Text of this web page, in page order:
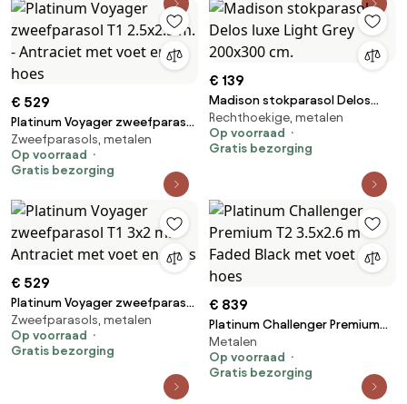
€ 529
Platinum Voyager zweefparasol
T1 2.5x2.5 m. - Antraciet met
voet en hoes
Zweefparasols, metalen
Op voorraad
Gratis bezorging
€ 139
Madison stokparasol Delos
luxe Light Grey 200x300 cm.
Rechthoekige, metalen
Op voorraad
Gratis bezorging
€ 529
Platinum Voyager zweefparasol
T1 3x2 m. - Antraciet met voet
en hoes
Zweefparasols, metalen
Op voorraad
Gratis bezorging
€ 839
Platinum Challenger Premium
T2 3.5x2.6 m - Faded Black met
voet en hoes
Metalen
Op voorraad
Gratis bezorging